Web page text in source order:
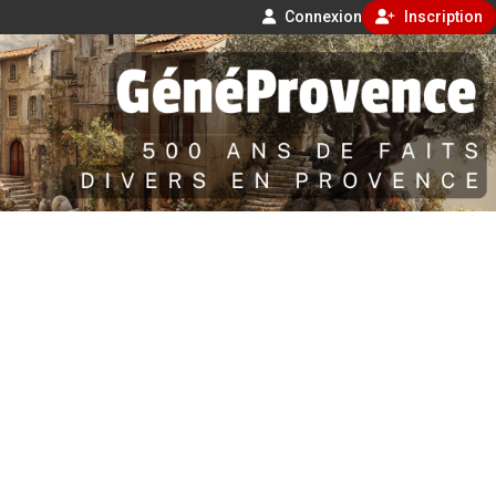
Connexion Inscription
Aller
au
contenu
GénéProvence
500 ans de faits divers en Provence